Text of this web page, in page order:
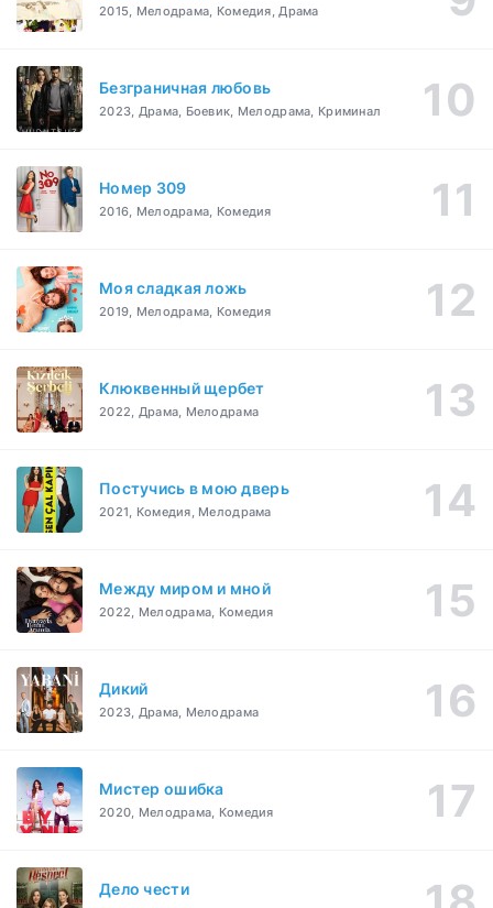
2015, Мелодрама, Комедия, Драма
Безграничная любовь
2023, Драма, Боевик, Мелодрама, Криминал
Номер 309
2016, Мелодрама, Комедия
Моя сладкая ложь
2019, Мелодрама, Комедия
Клюквенный щербет
2022, Драма, Мелодрама
Постучись в мою дверь
2021, Комедия, Мелодрама
Между миром и мной
2022, Мелодрама, Комедия
Дикий
2023, Драма, Мелодрама
Мистер ошибка
2020, Мелодрама, Комедия
Дело чести